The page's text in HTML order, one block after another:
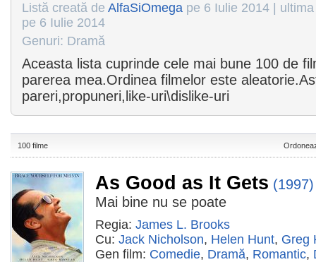
Listă creată de AlfaSiOmega pe 6 Iulie 2014 |
pe 6 Iulie 2014
Genuri: Dramă
Aceasta lista cuprinde cele mai bune 100 de
parerea mea.Ordinea filmelor este
pareri,propuneri,like-uri\dislike-uri
100 filme
As Good as It Gets (1997)
Mai bine nu se poate
Regia: James L. Brooks
Cu: Jack Nicholson, Helen Hunt, Greg
Gen film: Comedie, Dramă, Romantic,